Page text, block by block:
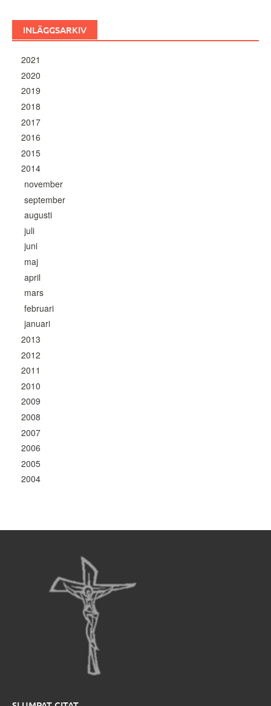
INLÄGGSARKIV
2021
2020
2019
2018
2017
2016
2015
2014
november
september
augusti
juli
juni
maj
april
mars
februari
januari
2013
2012
2011
2010
2009
2008
2007
2006
2005
2004